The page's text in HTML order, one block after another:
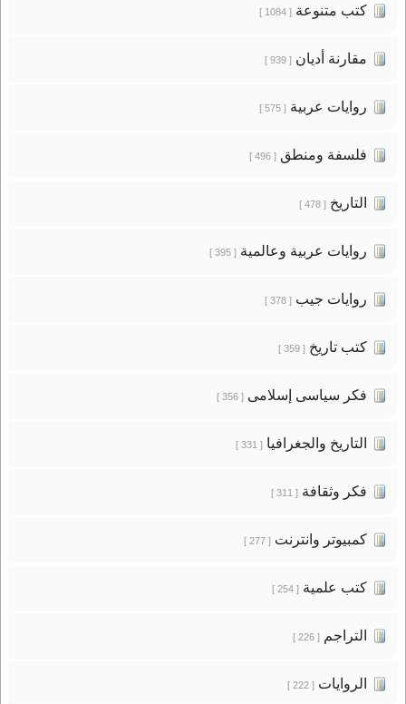
كتب متنوعة[ 1084 ]
مقارنة أديان[ 939 ]
روايات عربية[ 575 ]
فلسفة ومنطق[ 496 ]
التاريخ[ 478 ]
روايات عربية وعالمية[ 395 ]
روايات جيب[ 378 ]
كتب تاريخ[ 359 ]
فكر سياسى إسلامى[ 356 ]
التاريخ والجغرافيا[ 331 ]
فكر وثقافة[ 311 ]
كمبيوتر وانترنت[ 277 ]
كتب علمية[ 254 ]
التراجم[ 226 ]
الروايات[ 222 ]